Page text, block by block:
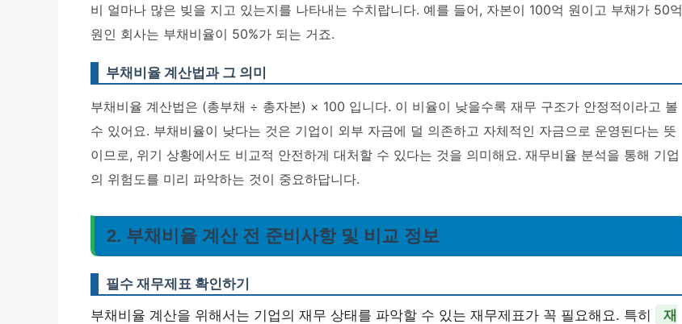
비 얼마나 많은 빚을 지고 있는지를 나타내는 수치랍니다. 예를 들어, 자본이 100억 원이고 부채가 50억
원인 회사는 부채비율이 50%가 되는 거죠.
부채비율 계산법과 그 의미
부채비율 계산법은 (총부채 ÷ 총자본) × 100 입니다. 이 비율이 낮을수록 재무 구조가 안정적이라고 볼
수 있어요. 부채비율이 낮다는 것은 기업이 외부 자금에 덜 의존하고 자체적인 자금으로 운영된다는 뜻
이므로, 위기 상황에서도 비교적 안전하게 대처할 수 있다는 것을 의미해요. 재무비율 분석을 통해 기업
의 위험도를 미리 파악하는 것이 중요하답니다.
2. 부채비율 계산 전 준비사항 및 비교 정보
필수 재무제표 확인하기
부채비율 계산을 위해서는 기업의 재무 상태를 파악할 수 있는 재무제표가 꼭 필요해요. 특히
재